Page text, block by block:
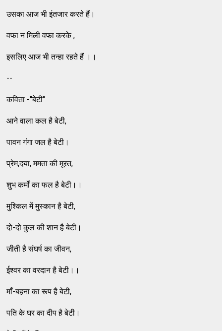
उसका आज भी इंतजार करते हैं।
वफा न मिली वफा करके ,
इसलिए आज भी तन्हा रहते हैं ।।
--
कविता -''बेटी''
आने वाला कल है बेटी,
पावन गंगा जल है बेटी।
प्रेम,दया, ममता की मूरत,
शुभ कर्मों का फल है बेटी।।
मुश्किल में मुस्कान है बेटी,
दो-दो कुल की शान है बेटी।
जीती है संघर्ष का जीवन,
ईश्वर का वरदान है बेटी।।
माँ-बहना का रूप है बेटी,
पति के घर का दीप है बेटी।